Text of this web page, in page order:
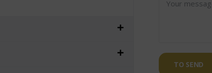
TO SEND